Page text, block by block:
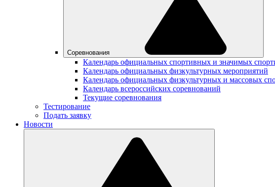
Соревнования
Календарь официальных спортивных и значимых
Календарь официальных физкультурных мероприятий
Календарь официальных физкультурных и массовых
Календарь всероссийских соревнований
Текущие соревнования
Тестирование
Подать заявку
Новости